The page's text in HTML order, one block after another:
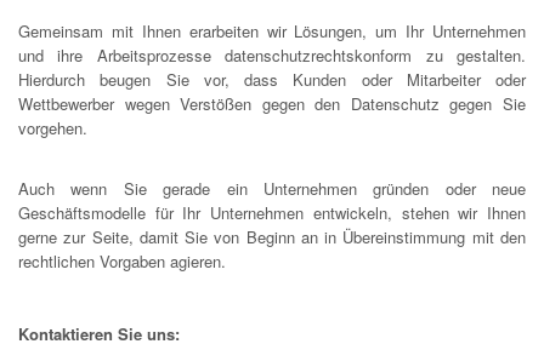
Gemeinsam mit Ihnen erarbeiten wir Lösungen, um Ihr Unternehmen
und ihre Arbeitsprozesse datenschutzrechtskonform zu gestalten.
Hierdurch beugen Sie vor, dass Kunden oder Mitarbeiter oder
Wettbewerber wegen Verstößen gegen den Datenschutz gegen Sie
vorgehen.
Auch wenn Sie gerade ein Unternehmen gründen oder neue
Geschäftsmodelle für Ihr Unternehmen entwickeln, stehen wir Ihnen
gerne zur Seite, damit Sie von Beginn an in Übereinstimmung mit den
rechtlichen Vorgaben agieren.
Kontaktieren Sie uns: